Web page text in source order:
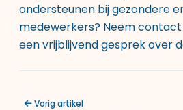
ondersteunen bij gezondere
medewerkers? Neem
een vrijblijvend gesprek over
Vorig artikel